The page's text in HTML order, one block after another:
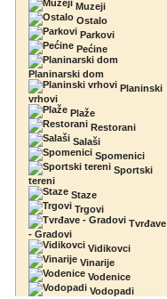
Muzeji
Ostalo
Parkovi
Pećine
Planinarski dom
Planinski
vrhovi
Plaže
Restorani
Salaši
Spomenici
Sportski
tereni
Staze
Trgovi
Tvrđave
- Gradovi
Vidikovci
Vinarije
Vodenice
Vodopadi